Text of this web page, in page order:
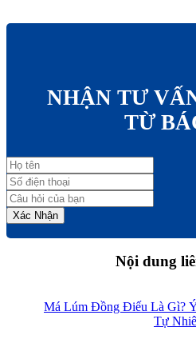
NHẬN TƯ
TỪ
Xác Nhận
Nội dung
Má Lúm Đồng Điếu Là Gì?
Tự